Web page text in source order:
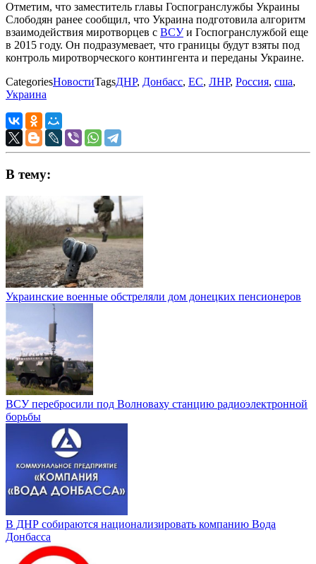
Отметим, что заместитель главы Госпогранслужбы Украины
Слободян ранее сообщил, что Украина подготовила алгоритм
взаимодействия миротворцев с ВСУи Госпогранслужбой еще
в 2015 году. Он подразумевает, что границы будут взяты под
контроль миротворческого контингента и переданы Украине.
CategoriesНовостиTagsДНР, Донбасс, ЕС, ЛНР, Россия, сша,
Украина
В тему:
Украинские военные обстреляли дом донецких пенсионеров
ВСУ перебросили под Волноваху станцию радиоэлектронной
борьбы
В ДНР собираются национализировать компанию Вода
Донбасса